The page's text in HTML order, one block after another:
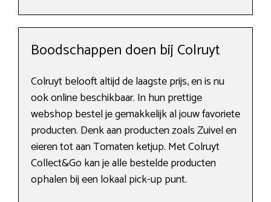
Boodschappen doen bij Colruyt
Colruyt belooft altijd de laagste prijs, en is nu
ook online beschikbaar. In hun prettige
webshop bestel je gemakkelijk al jouw favoriete
producten. Denk aan producten zoals Zuivel en
eieren tot aan Tomaten ketjup. Met Colruyt
Collect&Go kan je alle bestelde producten
ophalen bij een lokaal pick-up punt.